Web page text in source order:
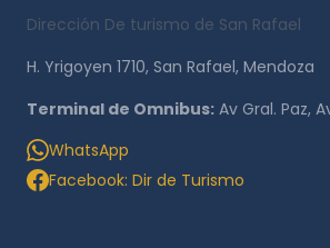
Dirección De turismo de San Rafael
H. Yrigoyen 1710, San Rafael, Mendoza
Terminal de Omnibus: Av Gral. Paz,
WhatsApp
Facebook: Dir de Turismo